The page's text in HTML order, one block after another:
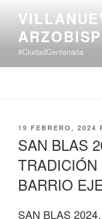
contenido
#CiudadCentenaria
PUBLICADO
19 FEBRERO, 2024
SAN BLAS
BARRIO
SAN BLAS